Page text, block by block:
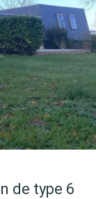
de type 6